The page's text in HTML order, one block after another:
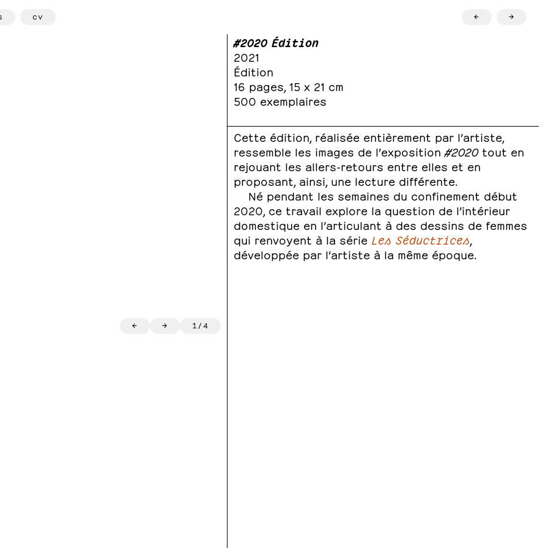
cv ← →
#2020 Édition
2021
Édition
16 pages, 15 x 21 cm
500 exemplaires
Cette édition, réalisée entièrement par l’artiste,
ressemble les images de l’exposition#2020tout en
rejouant les allers-retours entre elles et en
proposant, ainsi, une lecture différente.
Né pendant les semaines du confinement début
2020, ce travail explore la question de l’intérieur
domestique en l’articulant à des dessins de femmes
qui renvoyent à la série Les Séductrices
développée par l’artiste à la même époque.
← → 1 /4